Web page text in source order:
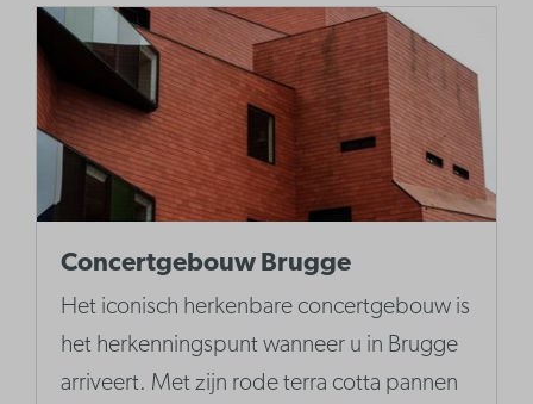
Concertgebouw Brugge
Het iconisch herkenbare concertgebouw is
het herkenningspunt wanneer u in Brugge
arriveert. Met zijn rode terra cotta pannen